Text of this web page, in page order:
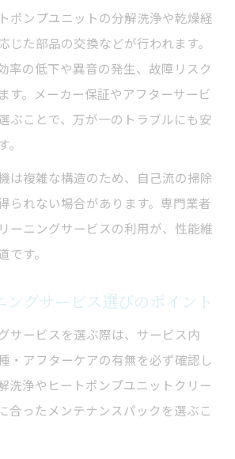
ポンプユニットの分解洗浄や乾燥経
じた部品の交換などが行われます。
率の低下や異音の発生、故障リスク
す。メーカー保証やアフターサービ
ぶことで、万が一のトラブルにも安
は複雑な構造のため、自己流の掃除
られない場合があります。専門業者
ーニングサービスの利用が、性能維
す。
グサービス選びのポイント
サービスを選ぶ際は、サービス内
・アフターケアの有無を必ず確認し
洗浄やヒートポンプユニットクリー
合ったメンテナンスパックを選ぶこ